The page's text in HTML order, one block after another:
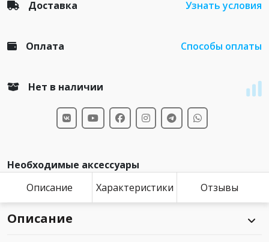
Доставка Узнать условия
Оплата Способы оплаты
Нет в наличии
Необходимые аксессуары
Описание
Характеристики Отзывы
Описание